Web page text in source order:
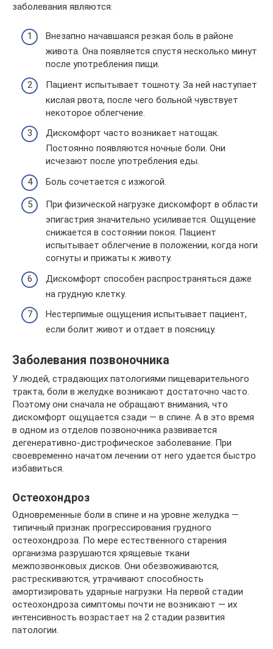
заболевания являются:
Внезапно начавшаяся резкая боль в районе
живота. Она появляется спустя несколько минут
после употребления пищи.
Пациент испытывает тошноту. За ней наступает
кислая рвота, после чего больной чувствует
некоторое облегчение.
Дискомфорт часто возникает натощак.
Постоянно появляются ночные боли. Они
исчезают после употребления еды.
Боль сочетается с изжогой.
При физической нагрузке дискомфорт в области
эпигастрия значительно усиливается. Ощущение
снижается в состоянии покоя. Пациент
испытывает облегчение в положении, когда ноги
согнуты и прижаты к животу.
Дискомфорт способен распространяться даже
на грудную клетку.
Нестерпимые ощущения испытывает пациент,
если болит живот и отдает в поясницу.
Заболевания позвоночника
У людей, страдающих патологиями пищеварительного
тракта, боли в желудке возникают достаточно часто.
Поэтому они сначала не обращают внимания, что
дискомфорт ощущается сзади — в спине. А в это время
в одном из отделов позвоночника развивается
дегенеративно-дистрофическое заболевание. При
своевременно начатом лечении от него удается быстро
избавиться.
Остеохондроз
Одновременные боли в спине и на уровне желудка —
типичный признак прогрессирования грудного
остеохондроза. По мере естественного старения
организма разрушаются хрящевые ткани
межпозвонковых дисков. Они обезвоживаются,
растрескиваются, утрачивают способность
амортизировать ударные нагрузки. На первой стадии
остеохондроза симптомы почти не возникают — их
интенсивность возрастает на 2 стадии развития
патологии.